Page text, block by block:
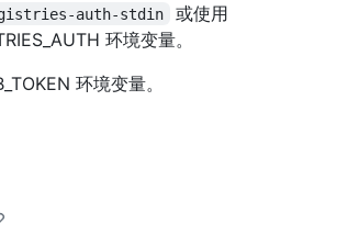
auth-stdin
或使用
环境变量。
环境变量。